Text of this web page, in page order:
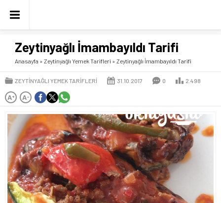
Zeytinyağlı İmambayıldı Tarifi
Anasayfa » Zeytinyağlı Yemek Tarifleri » Zeytinyağlı İmambayıldı Tarifi
ZEYTINYAĞLI YEMEK TARIFLERI 31.10.2017 0 2.498
A+ A-